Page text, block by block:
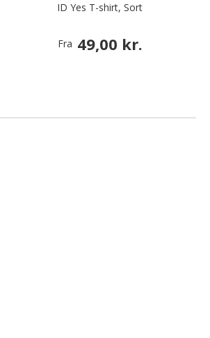
ID Yes T-shirt, Sort
Fra 49,00 kr.